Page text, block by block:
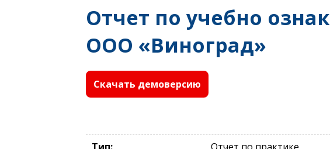
Отчет по учебно
ООО «Виноград»
Скачать демоверсию